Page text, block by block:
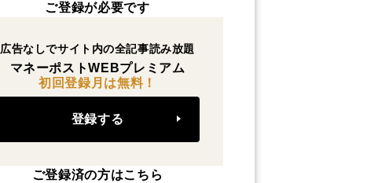
ご登録が必要です
広告なしでサイト内の全記事読み放題
マネーポストWEBプレミアム
初回登録月は無料！
登録する
ご登録済の方はこちら